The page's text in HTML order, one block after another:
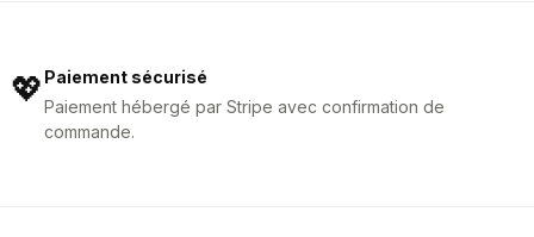
💖Paiement sécurisé
Paiement hébergé par Stripe avec confirmation de
commande.